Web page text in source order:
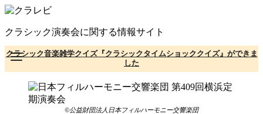
コ
テ
ン
ツ
へ
クラシック演奏会に関する情報サイト
クラシック音楽雑学クイズ『クラシックタイムショッククイズ』ができま
した
©公益財団法人日本フィルハーモニー交響楽団